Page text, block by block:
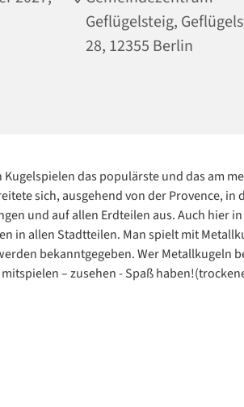
Geflügelsteig,
28, 12355 Berlin
das populärste und das am
sich, ausgehend von der Provence, in
und auf allen Erdteilen aus. Auch hier
in allen Stadtteilen. Man spielt mit
bekanntgegeben. Wer Metallkugeln
– zusehen - Spaß